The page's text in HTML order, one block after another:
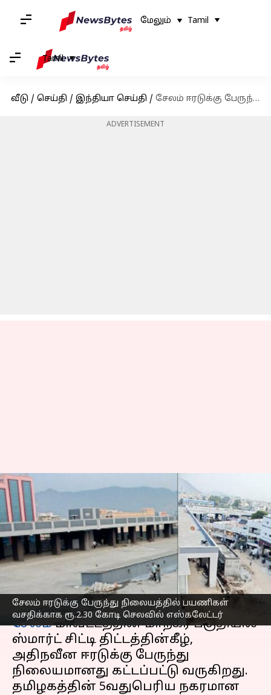
மேலும் Tamil
Tamil
வீடு / செய்தி / இந்தியா செய்தி / சேலம் ஈரடுக்கு பேருந்து நிலையத்தில் பயணிகள் வசதிக்காக ரூ.2.30 கோடி செலவில் எஸ்கலேட்டர்
ADVERTISEMENT
சேலம் ஈரடுக்கு பேருந்து நிலையத்தில் பயணிகள்
வசதிக்காக ரூ.2.30 கோடி செலவில் எஸ்கலேட்டர்
சேலம் ஈரடுக்கு பேருந்து
நிலையத்தில் பயணிகள்
வசதிக்காக ரூ.2.30 கோடி
செலவில் எஸ்கலேட்டர்
எழுதியவர் Jun 01, 2023 06:38 pm
செய்தி முன்னோட்டம்
சேலம்மாவட்டத்தின் மாநகர பகுதியில்
ஸ்மார்ட் சிட்டி திட்டத்தின்கீழ்,
அதிநவீன ஈரடுக்கு பேருந்து
நிலையமானது கட்டப்பட்டு வருகிறது.
தமிழகத்தின் 5வதுபெரிய நகரமான